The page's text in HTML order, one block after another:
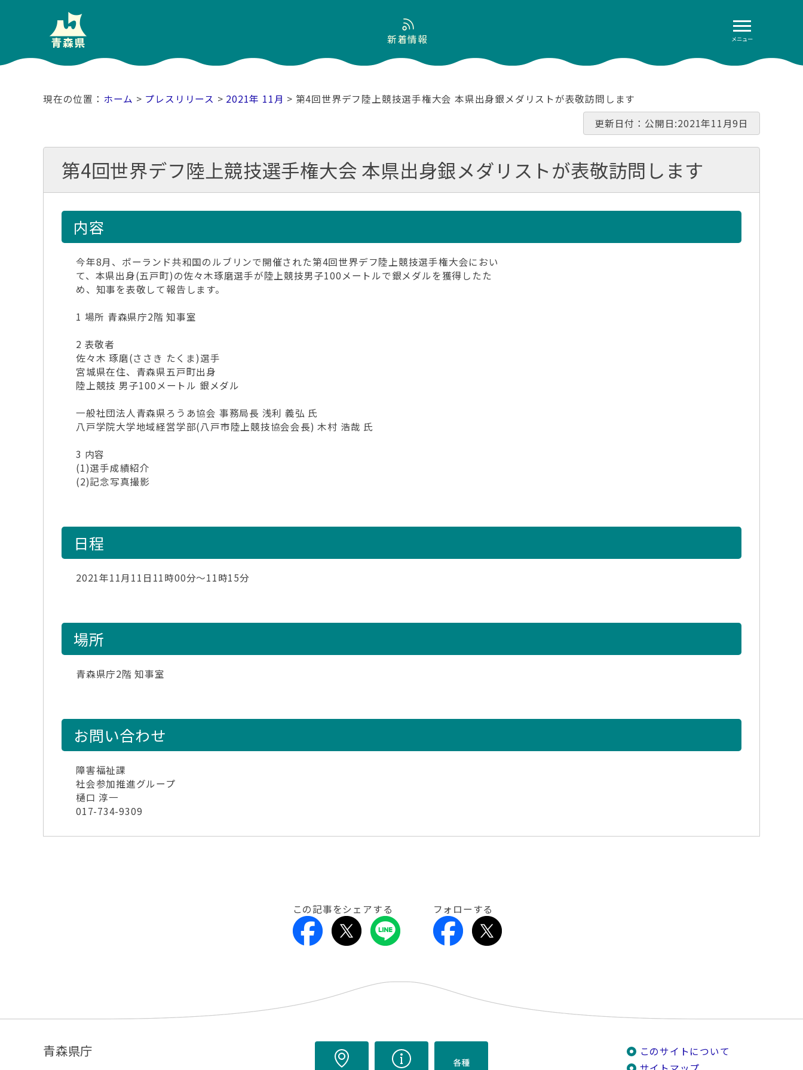
メニュー
新着情報
ホーム > プレスリリース > 2021年 11月 > 第4回世界デフ陸上競技選手権大会 本県出身銀メダリストが表敬訪問します
更新日付：公開日:2021年11月9日
第4回世界デフ陸上競技選手権大会 本県出身銀メダリストが表敬訪問します
内容
今年8月、ポーランド共和国のルブリンで開催された第4回世界デフ陸上競技選手権大会におい
て、本県出身(五戸町)の佐々木琢磨選手が陸上競技男子100メートルで銀メダルを獲得したた
め、知事を表敬して報告します。
1 場所 青森県庁2階 知事室
2 表敬者
佐々木 琢磨(ささき たくま)選手
宮城県在住、青森県五戸町出身
陸上競技 男子100メートル 銀メダル
一般社団法人青森県ろうあ協会 事務局長 浅利 義弘 氏
八戸学院大学地域経営学部(八戸市陸上競技協会会長) 木村 浩哉 氏
3 内容
(1)選手成績紹介
(2)記念写真撮影
日程
2021年11月11日11時00分～11時15分
場所
青森県庁2階 知事室
お問い合わせ
障害福祉課
社会参加推進グループ
樋口 淳一
017-734-9309
この記事をシェアする フォローする
青森県庁
このサイトについて